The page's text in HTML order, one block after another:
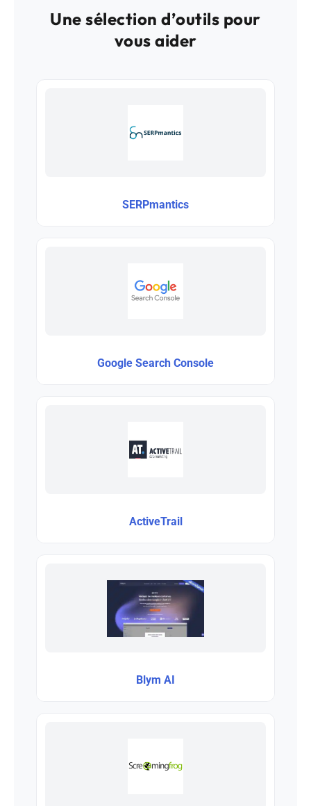
Une sélection d’outils pour
vous aider
SERPmantics
Google Search Console
ActiveTrail
Blym AI